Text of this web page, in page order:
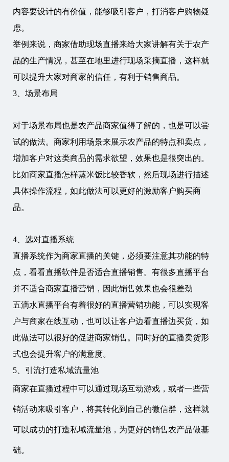
内容要设计的有价值，能够吸引客户，打消客户购物疑
虑。
举例来说，商家借助现场直播来给大家讲解有关于农产
品的生产情况，甚至在地里进行现场采摘直播，这样就
可以提升大家对商家的信任，有利于销售商品。
3、场景布局
对于场景布局也是农产品商家值得了解的，也是可以尝
试的做法。商家利用场景来展示农产品的特点和卖点，
增加客户对这类商品的需求欲望，效果也是很突出的。
比如商家直播怎样蒸米饭比较香软，然后现场进行描述
具体操作流程，如此做法可以更好的激励客户购买商
品。
4、选对直播系统
直播系统作为商家直播的关键，必须要注意其功能的特
点，看看直播软件是否适合直播销售。有很多直播平台
并不适合商家直播营销，因此销售效果也会很差劲
五滴水直播平台有着很好的直播营销功能，可以实现客
户与商家在线互动，也可以让客户边看直播边买货，如
此做法可以很好的促进商家销售。同时好的直播卖货形
式也会提升客户的满意度。
5、引流打造私域流量池
商家在直播过程中可以通过现场互动游戏，或者一些营
销活动来吸引客户，将其转化到自己的微信群，这样就
可以成功的打造私域流量池，为更好的销售农产品做基
础。